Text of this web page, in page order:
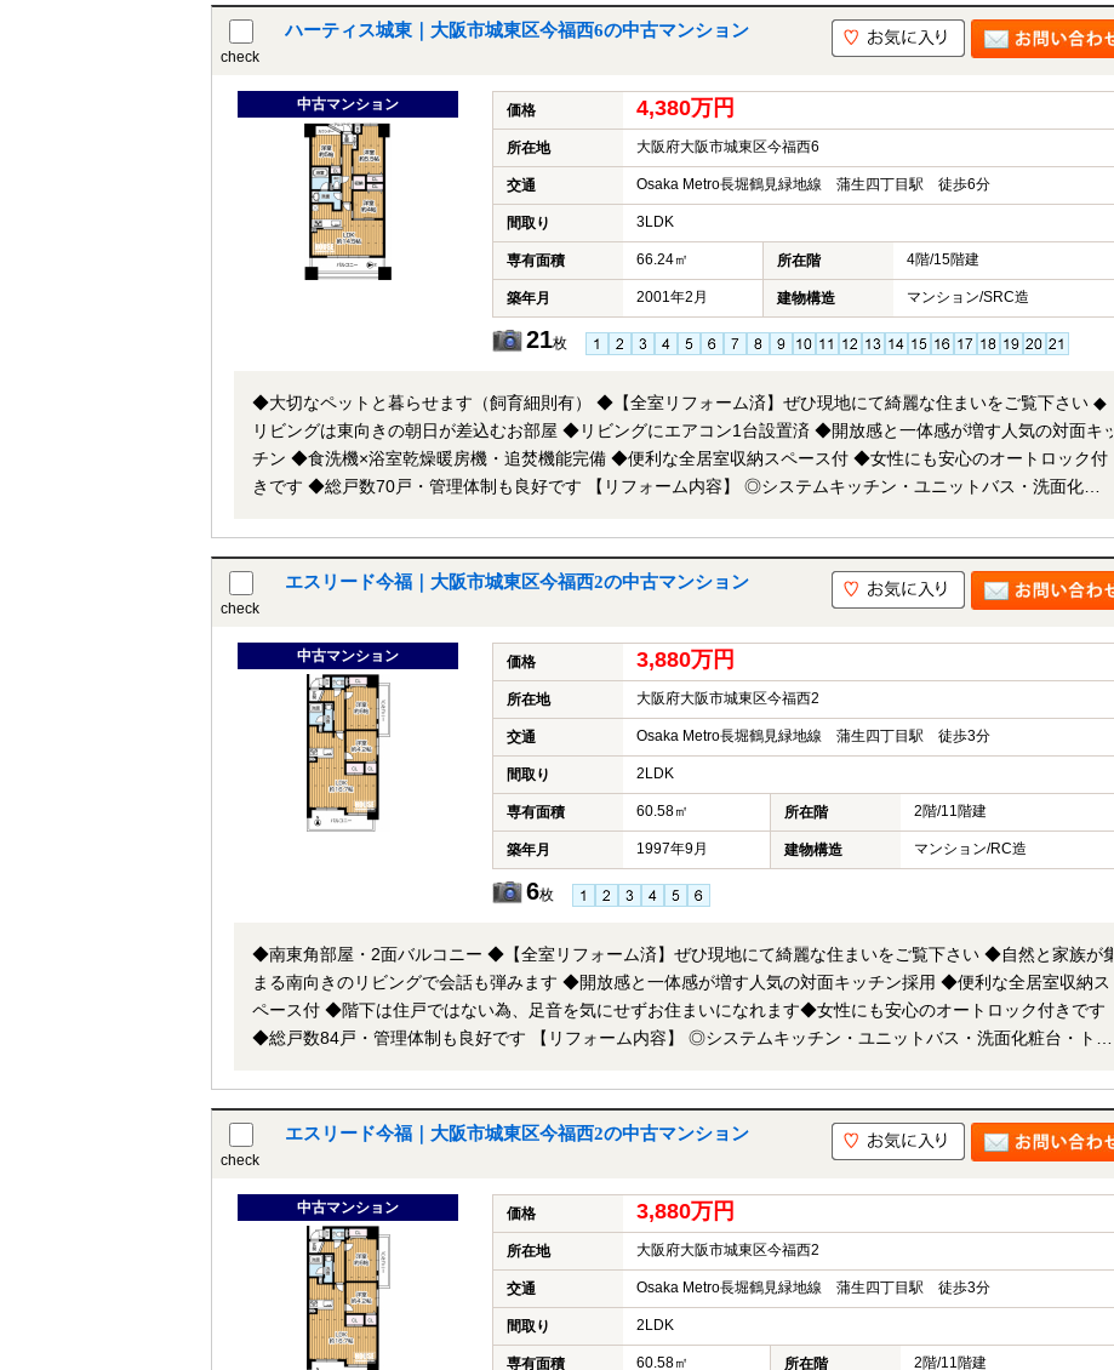
check
ハーティス城東｜大阪市城東区今福西6の中古マンション
中古マンション 価格 4,380万円
所在地 大阪府大阪市城東区今福西6
交通 Osaka Metro長堀鶴見緑地線 蒲生四丁目駅 徒歩6分
間取り 3LDK
専有面積 66.24㎡ 所在階 4階/15階建
築年月 2001年2月 建物構造 マンション/SRC造
21枚
◆大切なペットと暮らせます（飼育細則有） ◆【全室リフォーム済】ぜひ現地にて綺麗な住まいをご覧下さい ◆
リビングは東向きの朝日が差込むお部屋 ◆リビングにエアコン1台設置済 ◆開放感と一体感が増す人気の対面キッ
チン ◆食洗機×浴室乾燥暖房機・追焚機能完備 ◆便利な全居室収納スペース付 ◆女性にも安心のオートロック付
きです ◆総戸数70戸・管理体制も良好です 【リフォーム内容】 ◎システムキッチン・ユニットバス・洗面化粧
ネットで他社様が広告している物件も同時に紹介・案内可能です。 併せて内覧を希望される際は、物件名を担当
者までお申し付け下さい。
check
エスリード今福｜大阪市城東区今福西2の中古マンション
中古マンション 価格 3,880万円
所在地 大阪府大阪市城東区今福西2
交通 Osaka Metro長堀鶴見緑地線 蒲生四丁目駅 徒歩3分
間取り 2LDK
専有面積 60.58㎡ 所在階 2階/11階建
築年月 1997年9月 建物構造 マンション/RC造
6枚
◆南東角部屋・2面バルコニー ◆【全室リフォーム済】ぜひ現地にて綺麗な住まいをご覧下さい ◆自然と家族が集
まる南向きのリビングで会話も弾みます ◆開放感と一体感が増す人気の対面キッチン採用 ◆便利な全居室収納ス
ペース付 ◆階下は住戸ではない為、足音を気にせずお住まいになれます◆女性にも安心のオートロック付きです
◆総戸数84戸・管理体制も良好です 【リフォーム内容】 ◎システムキッチン・ユニットバス・洗面化粧台・トイ
他社様が広告している物件も同時に紹介・案内可能です。 併せて内覧を希望される際は、物件名を担当者までお
申し付け下さい。
check
エスリード今福｜大阪市城東区今福西2の中古マンション
中古マンション 価格 3,880万円
所在地 大阪府大阪市城東区今福西2
交通 Osaka Metro長堀鶴見緑地線 蒲生四丁目駅 徒歩3分
間取り 2LDK
専有面積 60.58㎡ 所在階 2階/11階建